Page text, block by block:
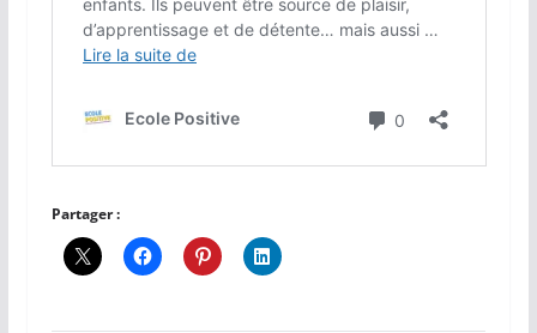
Partager :